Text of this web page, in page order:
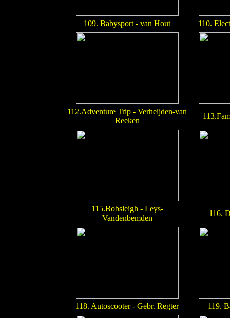
109. Babysport - van Hout 110.
112.Adventure Trip - Verheijden-van
Reeken
115.Bobsleigh - Leys-
Vandenbemden
116.
118. Autoscooter - Gebr. Regter 119.